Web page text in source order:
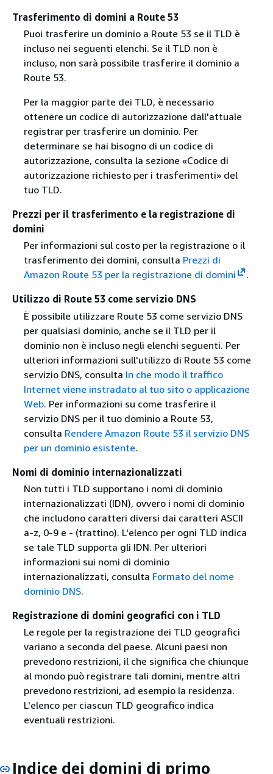
Trasferimento di domini a Route 53
Puoi trasferire un dominio a Route 53 se il TLD è
incluso nei seguenti elenchi. Se il TLD non è
incluso, non sarà possibile trasferire il dominio a
Route 53.
Per la maggior parte dei TLD, è necessario
ottenere un codice di autorizzazione dall'attuale
registrar per trasferire un dominio. Per
determinare se hai bisogno di un codice di
autorizzazione, consulta la sezione «Codice di
autorizzazione richiesto per i trasferimenti» del
tuo TLD.
Prezzi per il trasferimento e la registrazione di
domini
Per informazioni sul costo per la registrazione o il
trasferimento dei domini, consulta Prezzi di
Amazon Route 53 per la registrazione di domini
.
Utilizzo di Route 53 come servizio DNS
È possibile utilizzare Route 53 come servizio DNS
per qualsiasi dominio, anche se il TLD per il
dominio non è incluso negli elenchi seguenti. Per
ulteriori informazioni sull'utilizzo di Route 53 come
servizio DNS, consulta In che modo il traffico
Internet viene instradato al tuo sito o applicazione
Web. Per informazioni su come trasferire il
servizio DNS per il tuo dominio a Route 53,
consulta Rendere Amazon Route 53 il servizio DNS
per un dominio esistente.
Nomi di dominio internazionalizzati
Non tutti i TLD supportano i nomi di dominio
internazionalizzati (IDN), ovvero i nomi di dominio
che includono caratteri diversi dai caratteri ASCII
a-z, 0-9 e - (trattino). L'elenco per ogni TLD indica
se tale TLD supporta gli IDN. Per ulteriori
informazioni sui nomi di dominio
internazionalizzati, consulta Formato del nome
dominio DNS.
Registrazione di domini geografici con i TLD
Le regole per la registrazione dei TLD geografici
variano a seconda del paese. Alcuni paesi non
prevedono restrizioni, il che significa che chiunque
al mondo può registrare tali domini, mentre altri
prevedono restrizioni, ad esempio la residenza.
L'elenco per ciascun TLD geografico indica
eventuali restrizioni.
Indice dei domini di primo